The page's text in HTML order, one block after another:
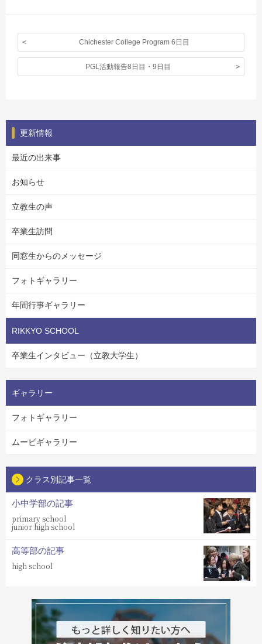
Chichester College Program 6日目
PGL活動報告8日目・9日目
更新情報
最近の出来事
お知らせ
立教生の声
卒業生訪問
同窓生からのメッセージ
フォトギャラリー
年間行事ギャラリー
RIKKYO SCHOOL
卒業生インタビュー（立教大学生）
ギャラリー
フォトギャラリー
ムービギャラリー
クラス別記事一覧
小中学部の記事
primary school
junior high school
高等部の記事
high school